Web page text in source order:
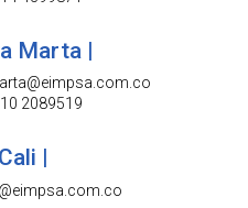
Marta |
2089519
Cali |